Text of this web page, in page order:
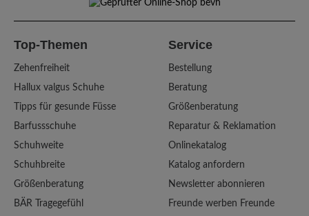
Top-Themen
Zehenfreiheit
Hallux valgus Schuhe
Tipps für gesunde Füsse
Barfussschuhe
Schuhweite
Schuhbreite
Größenberatung
BÄR Tragegefühl
Service
Bestellung
Beratung
Größenberatung
Reparatur & Reklamation
Onlinekatalog
Katalog anfordern
Newsletter abonnieren
Freunde werben Freunde